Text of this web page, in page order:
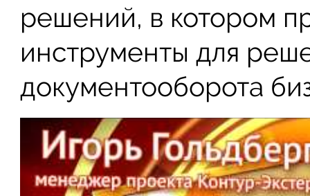
решений, в котором
инструменты для
документооборота